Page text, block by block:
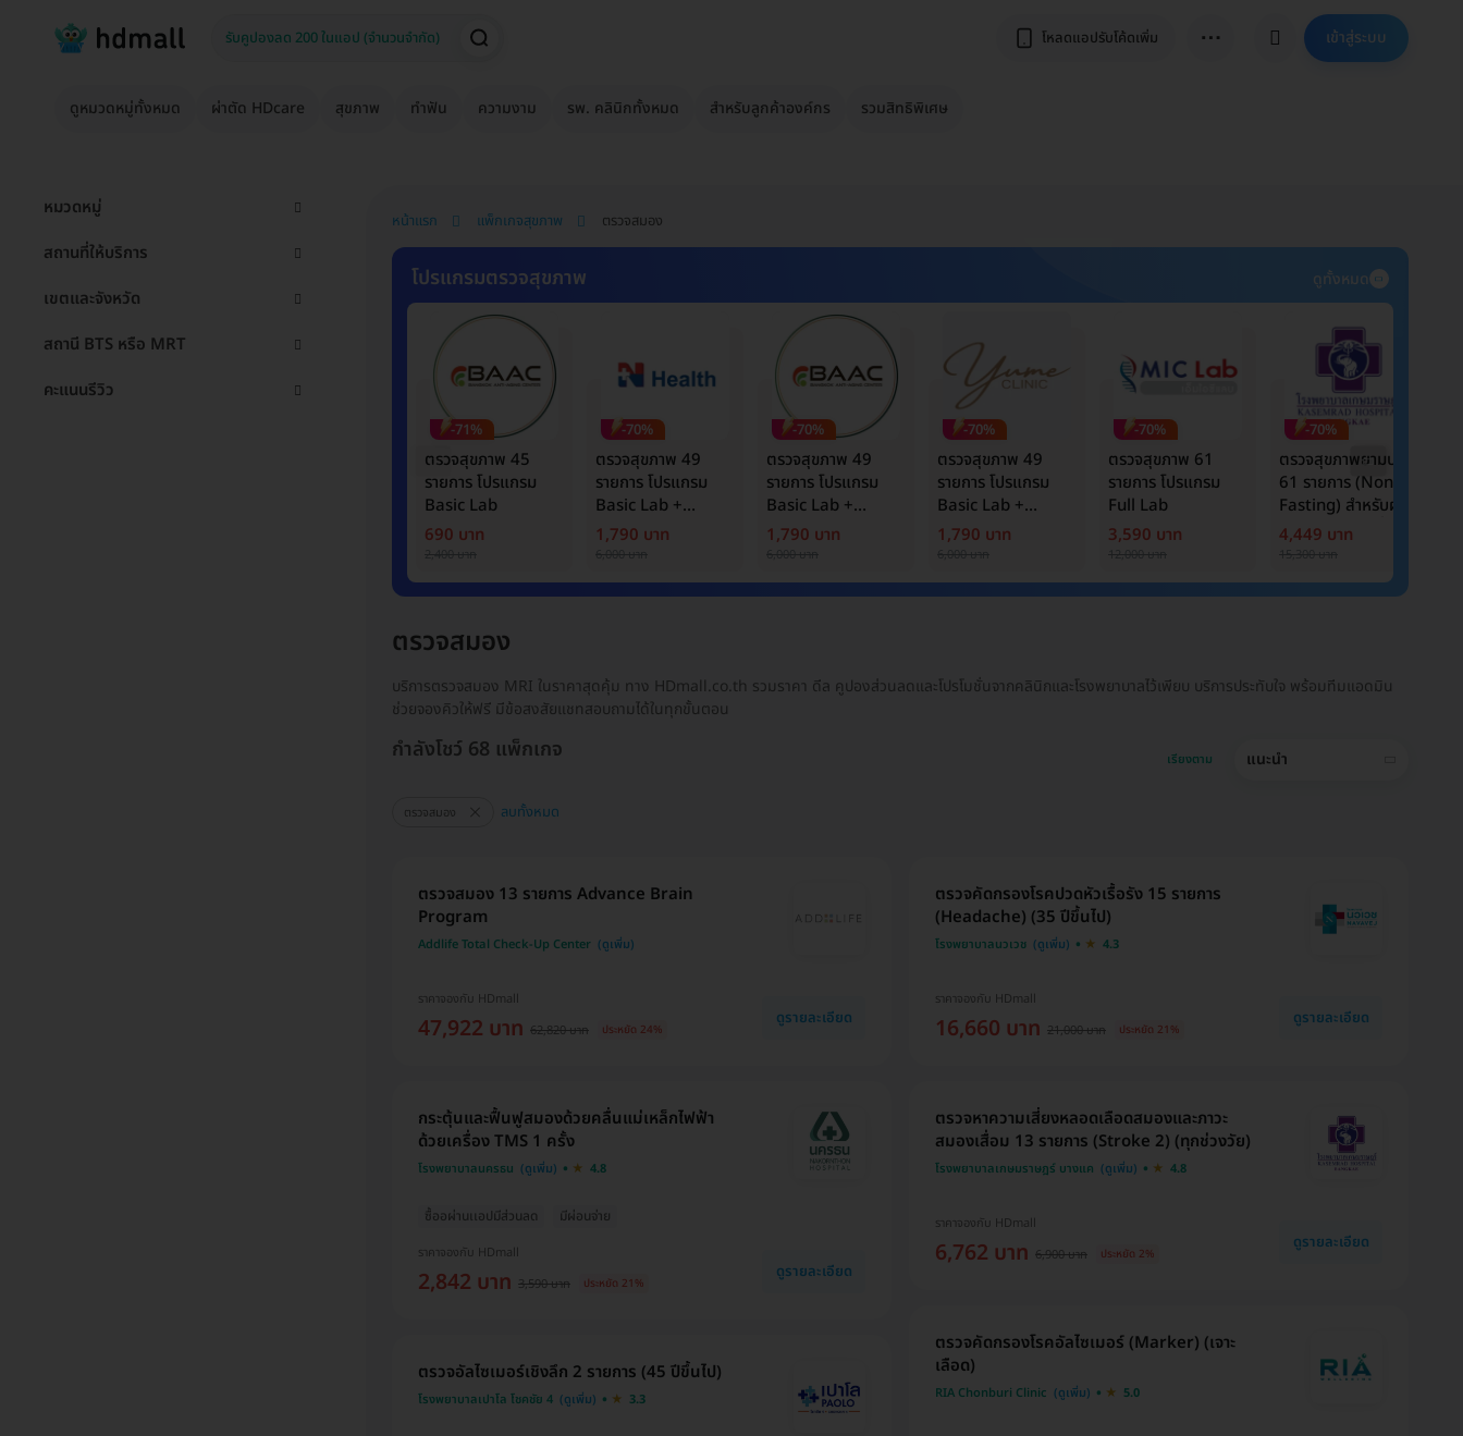
โหลดแอปรับโค้ดเพิ่ม ⋯ เข้าสู่ระบบ
ดูหมวดหมู่ทั้งหมด ผ่าตัด HDcare สุขภาพ ทำฟัน ความงาม รพ. คลินิกทั้งหมด สำหรับลูกค้าองค์กร รวมสิทธิพิเศษ
หมวดหมู่
สถานที่ให้บริการ
เขตและจังหวัด
สถานี BTS หรือ MRT
คะแนนรีวิว
หน้าแรก แพ็กเกจสุขภาพ ตรวจสมอง
โปรแกรมตรวจสุขภาพ ดูทั้งหมด
-71%
ตรวจสุขภาพ 45
รายการ โปรแกรม
Basic Lab
690 บาท
-70%
ตรวจสุขภาพ 49
รายการ โปรแกรม
Basic Lab +
Cancer Marker
1,790 บาท
-70%
ตรวจสุขภาพ 49
รายการ โปรแกรม
Basic Lab +
Cancer Marker
1,790 บาท
-70%
ตรวจสุขภาพ 49
รายการ โปรแกรม
Basic Lab +
Cancer Marker
1,790 บาท
-70%
ตรวจสุขภาพ 61
รายการ โปรแกรม
Full Lab
3,590 บาท
-70%
ตรวจสุขภาพยามบ่าย
61 รายการ (Non-
Fasting) สำหรับผู้
หญิงอายุ 15 ปีขึ้นไป
4,449 บาท
ตรวจสมอง
บริการตรวจสมอง MRI ในราคาสุดคุ้ม ทาง HDmall.co.th รวมราคา ดีล คูปองส่วนลดและโปรโมชั่นจากคลินิกและโรงพยาบาลไว้เพียบ บริการประทับใจ พร้อมทีมแอดมิน
ช่วยจองคิวให้ฟรี มีข้อสงสัยแชทสอบถามได้ในทุกขั้นตอน
เรียงตาม แนะนำ
กำลังโชว์ 68 แพ็กเกจ
ตรวจสมอง ลบทั้งหมด
ตรวจสมอง 13 รายการ Advance Brain
Program
Addlife Total Check-Up Center
ราคาจองกับ HDmall
47,922 บาท 62,820 บาท ประหยัด 24%
ดูรายละเอียด
ซื้ออผ่านเเอปมีส่วนลด มีผ่อนจ่าย
กระตุ้นและฟื้นฟูสมองด้วยคลื่นแม่เหล็กไฟฟ้า
ด้วยเครื่อง TMS 1 ครั้ง
โรงพยาบาลนครธน 4.8
ราคาจองกับ HDmall
2,842 บาท 3,590 บาท ประหยัด 21%
ดูรายละเอียด
ตรวจอัลไซเมอร์เชิงลึก 2 รายการ (45 ปีขึ้นไป)
โรงพยาบาลเปาโล โชคชัย 4 3.3
ตรวจคัดกรองโรคปวดหัวเรื้อรัง 15 รายการ
(Headache) (35 ปีขึ้นไป)
โรงพยาบาลนวเวช 4.3
ราคาจองกับ HDmall
16,660 บาท 21,000 บาท ประหยัด 21%
ดูรายละเอียด
ตรวจหาความเสี่ยงหลอดเลือดสมองและภาวะ
สมองเสื่อม 13 รายการ (Stroke 2) (ทุกช่วงวัย)
โรงพยาบาลเกษมราษฎร์ บางแค 4.8
ราคาจองกับ HDmall
6,762 บาท 6,900 บาท ประหยัด 2%
ดูรายละเอียด
ตรวจคัดกรองโรคอัลไซเมอร์ (Marker) (เจาะ
เลือด)
RIA Chonburi Clinic 5.0